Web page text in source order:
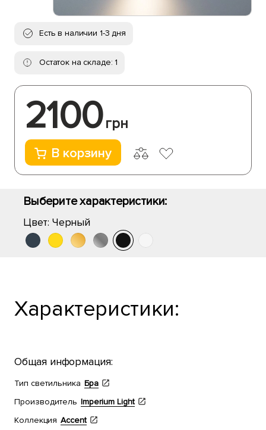
Есть в наличии 1-3 дня
Остаток на складе: 1
2100грн
В корзину
Выберите характеристики:
Цвет: Черный
Характеристики:
Общая информация:
Тип светильника Бра
Производитель Imperium Light
Коллекция Accent